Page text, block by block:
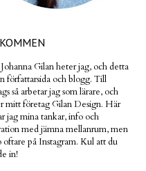
Gilan heter jag, och detta
författarsida och blogg. Till
så arbetar jag som lärare, och
mitt företag Gilan Design. Här
jag mina tankar, info och
med jämna mellanrum, men
oftare på Instagram. Kul att du
in!